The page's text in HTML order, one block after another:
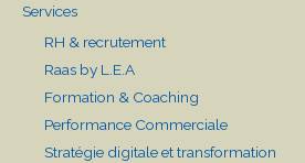
Services
RH & recrutement
Raas by L.E.A
Formation & Coaching
Performance Commerciale
Stratégie digitale et transformation